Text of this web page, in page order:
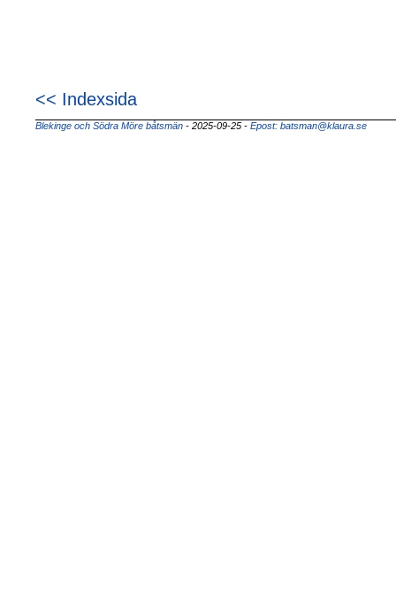
<< Indexsida
Blekinge och Södra Möre båtsmän - 2025-09-25 - Epost: batsman@klaura.se